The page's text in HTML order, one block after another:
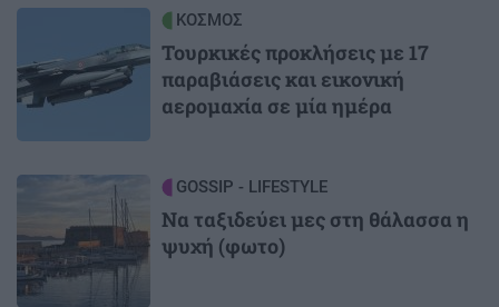
ΚΟΣΜΟΣ
Τουρκικές προκλήσεις με 17
παραβιάσεις και εικονική
αερομαχία σε μία ημέρα
GOSSIP - LIFESTYLE
Να ταξιδεύει μες στη θάλασσα η
ψυχή (φωτο)